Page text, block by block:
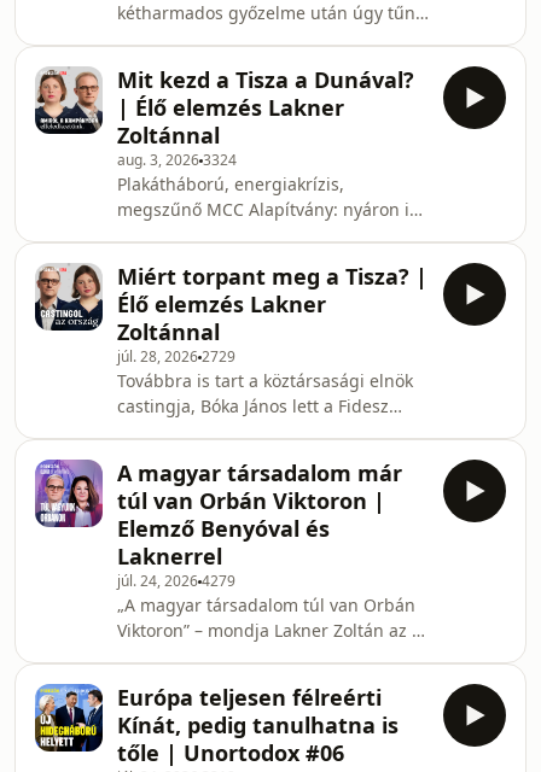
kétharmados győzelme után úgy tűnt,
ellenzékbe került Fidesz és a
kétharmados Tisza-kormány első száz
napjának hajrájában készítettük el az
utolsó Elemzőt.Lakner Zoltánnal arról
beszélgettünk, milyen folyamatok
vezettek az Orbán-rendszer
bukásához, van-e visszaút a Fidesz
számára, és milyen politika
Mit kezd a Tisza a Dunával?
| Élő elemzés Lakner
Zoltánnal
aug. 3, 20263324
Plakátháború, energiakrízis,
megszűnő MCC Alapítvány: nyáron is
kevéssé figyeltünk, pedig
mindannyiunk életét markánsan
meghatározza? Most ezekről a
témákról, azaz a klímaváltozásról,
demográfiáról, geopolitikai
átrendeződésről is lesz szó a heti
aktualitások mellett. Elemzés Lakner
Zoltánnal. Tartsatok velünk!Legyél
rendszeres támogat
Miért torpant meg a Tisza? |
Élő elemzés Lakner
Zoltánnal
júl. 28, 20262729
Továbbra is tart a köztársasági elnök
castingja, Bóka János lett a Fidesz
NKA-botránnyal összefüggésben,
Orbán Viktor pedig megtartotta
tusványosi beszédét, immáron
ellenzékben. Többek között erről, és
az új Medián-mérésről fogunk
beszélgetni Lakner Zoltánnal, ahol a
Tisza népszerűsége hibahatáron belül
csökkent. Tartsatok velünk
A magyar társadalom már
túl van Orbán Viktoron |
Elemző Benyóval és
Laknerrel
júl. 24, 20264279
„A magyar társadalom túl van Orbán
Viktoron” – mondja Lakner Zoltán az új
beszéd szempontjából? Van-e még
olyan politikai vízió, amellyel a volt
miniszterelnök képes lehet újra
Európa teljesen félreérti
Kínát, pedig tanulhatna is
tőle | Unortodox #06